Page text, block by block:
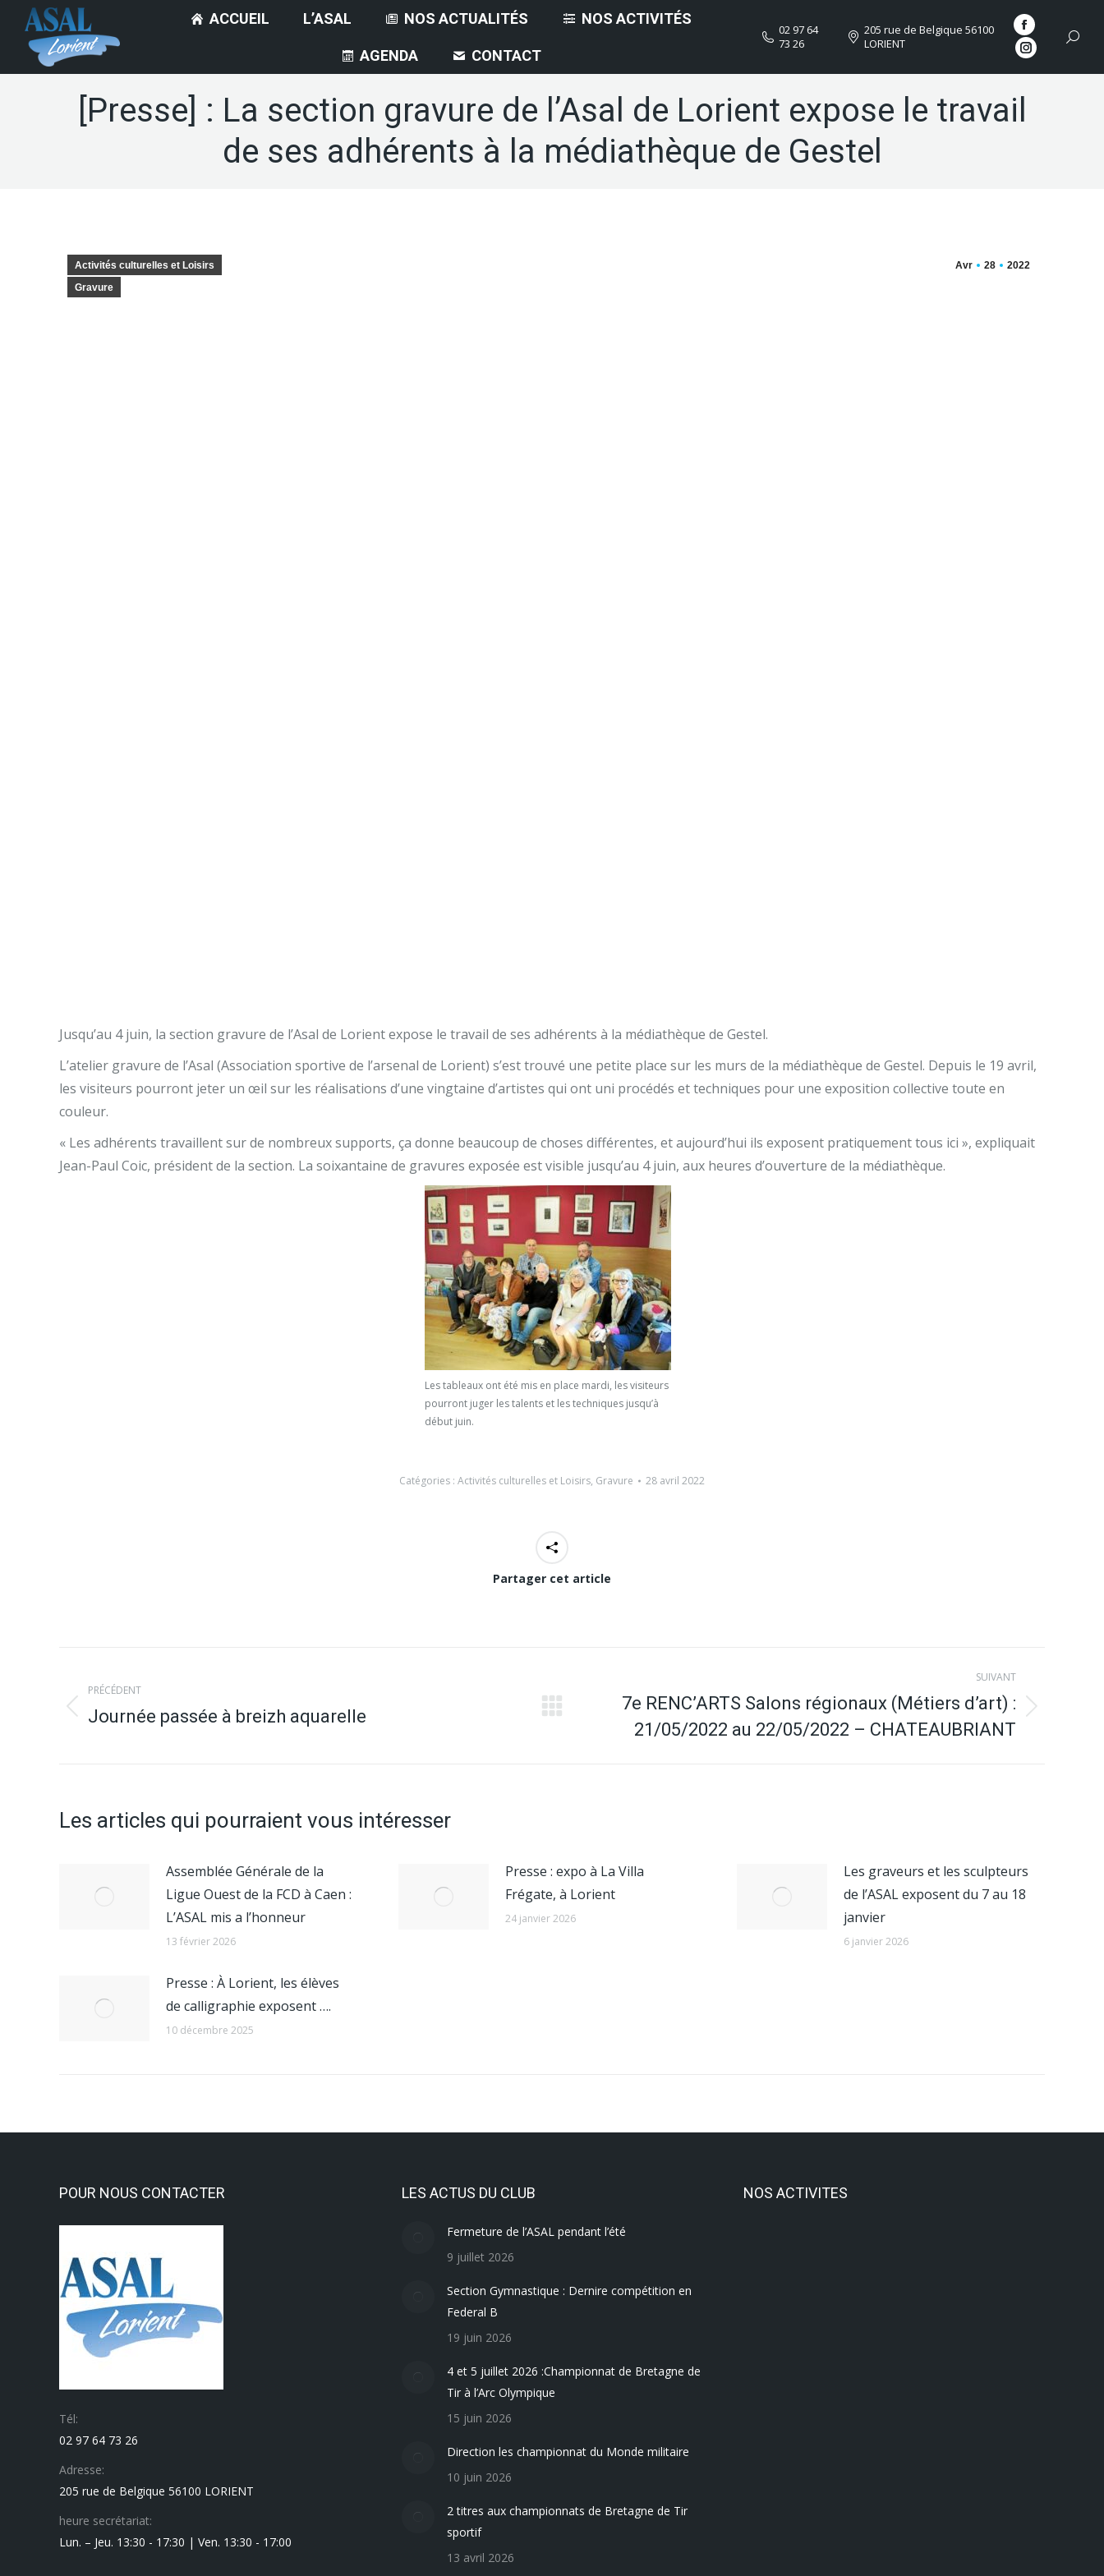
ACCUEIL L’ASAL NOS ACTUALITÉS NOS ACTIVITÉS
AGENDA CONTACT
02 97 64
73 26
205 rue de Belgique 56100
LORIENT
La
page
Facebook
s'ouvre
dans
La
page
[Presse] : La section gravure de l’Asal de Lorient expose le travail
de ses adhérents à la médiathèque de Gestel
Avr 28 2022
Activités culturelles et Loisirs
Gravure
Jusqu’au 4 juin, la section gravure de l’Asal de Lorient expose le travail de ses adhérents à la médiathèque de Gestel.
L’atelier gravure de l’Asal (Association sportive de l’arsenal de Lorient) s’est trouvé une petite place sur les murs de la médiathèque de Gestel. Depuis le 19 avril,
les visiteurs pourront jeter un œil sur les réalisations d’une vingtaine d’artistes qui ont uni procédés et techniques pour une exposition collective toute en
couleur.
« Les adhérents travaillent sur de nombreux supports, ça donne beaucoup de choses différentes, et aujourd’hui ils exposent pratiquement tous ici », expliquait
Jean-Paul Coic, président de la section. La soixantaine de gravures exposée est visible jusqu’au 4 juin, aux heures d’ouverture de la médiathèque.
Les tableaux ont été mis en place mardi, les visiteurs
pourront juger les talents et les techniques jusqu’à
début juin.
Catégories : Activités culturelles et Loisirs, Gravure 28 avril 2022
Partager cet article
article
PRÉCÉDENT
Article
Journée passée à breizh aquarelle
SUIVANT
7e RENC’ARTS Salons régionaux (Métiers d’art) :
21/05/2022 au 22/05/2022 – CHATEAUBRIANT
Les articles qui pourraient vous intéresser
Assemblée Générale de la
Ligue Ouest de la FCD à Caen :
L’ASAL mis a l’honneur
13 février 2026
Presse : expo à La Villa
Frégate, à Lorient
24 janvier 2026
Les graveurs et les sculpteurs
de l’ASAL exposent du 7 au 18
janvier
6 janvier 2026
Presse : À Lorient, les élèves
de calligraphie exposent ….
10 décembre 2025
POUR NOUS CONTACTER
Tél:
02 97 64 73 26
Adresse:
205 rue de Belgique 56100 LORIENT
heure secrétariat:
Lun. – Jeu. 13:30 - 17:30 | Ven. 13:30 - 17:00
LES ACTUS DU CLUB
Fermeture de l’ASAL pendant l’été
9 juillet 2026
Section Gymnastique : Dernire compétition en
Federal B
19 juin 2026
4 et 5 juillet 2026 :Championnat de Bretagne de
Tir à l’Arc Olympique
15 juin 2026
Direction les championnat du Monde militaire
10 juin 2026
2 titres aux championnats de Bretagne de Tir
sportif
13 avril 2026
NOS ACTIVITES